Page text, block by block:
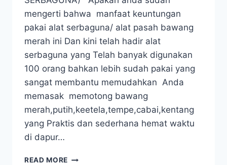
mengerti bahwa manfaat keuntungan
pakai alat serbaguna/ alat pasah bawang
merah ini Dan kini telah hadir alat
serbaguna yang Telah banyak digunakan
100 orang bahkan lebih sudah pakai yang
sangat membantu memudahkan Anda
memasak memotong bawang
merah,putih,keetela,tempe,cabai,kentang
yang Praktis dan sederhana hemat waktu
di dapur…
READ MORE